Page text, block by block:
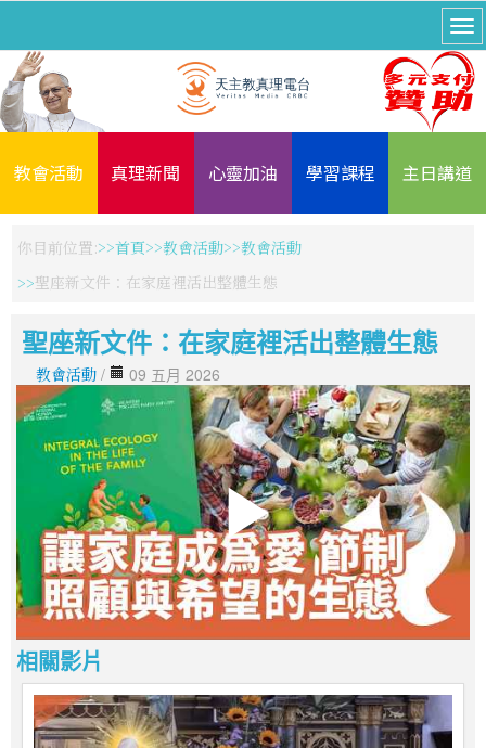
教會活動 真理新聞 心靈加油 學習課程 主日講道
你目前位置: 首頁 教會活動
教會活動
聖座新文件：在家庭裡活出整體生態
聖座新文件：在家庭裡活出整體生態
教會活動 / 09 五月 2026
相關影片